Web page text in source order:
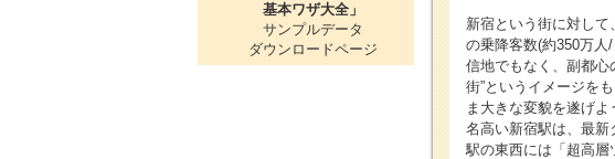
新宿という街に対し
の乗降客数(約350万人
信地でもなく、副都
街”というイメージを
ま大きな変貌を遂げ
名高い新宿駅は、最新
駅の東西には「超高層
基本ワザ大全」
サンプルデータ
ダウンロードページ